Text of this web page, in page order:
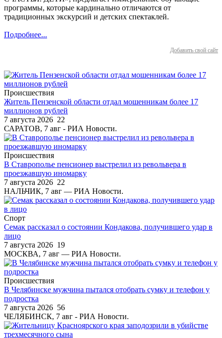
программы, которые кардинально отличаются от
традиционных экскурсий и детских спектаклей.
Подробнее...
Добавить свой сайт
Происшествия
Житель Пензенской области отдал мошенникам более 17
миллионов рублей
7 августа 2026 22
САРАТОВ, 7 авг - РИА Новости.
Происшествия
В Ставрополье пенсионер выстрелил из револьвера в
проезжавшую иномарку
7 августа 2026 22
НАЛЬЧИК, 7 авг — РИА Новости.
Спорт
Семак рассказал о состоянии Кондакова, получившего удар в
лицо
7 августа 2026 19
МОСКВА, 7 авг — РИА Новости.
Происшествия
В Челябинске мужчина пытался отобрать сумку и телефон у
подростка
7 августа 2026 56
ЧЕЛЯБИНСК, 7 авг - РИА Новости.